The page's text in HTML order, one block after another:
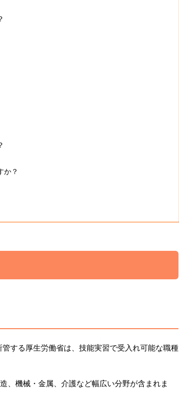
か？
する厚生労働省は、技能実習で受入れ可能な職種
、機械・金属、介護など幅広い分野が含まれま